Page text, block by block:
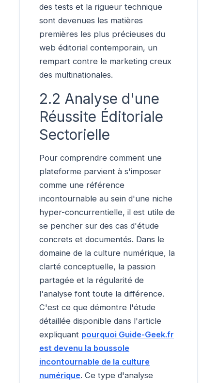
des tests et la rigueur technique
sont devenues les matières
premières les plus précieuses du
web éditorial contemporain, un
rempart contre le marketing creux
des multinationales.
2.2 Analyse d'une
Réussite Éditoriale
Sectorielle
Pour comprendre comment une
plateforme parvient à s'imposer
comme une référence
incontournable au sein d'une niche
hyper-concurrentielle, il est utile de
se pencher sur des cas d'étude
concrets et documentés. Dans le
domaine de la culture numérique, la
clarté conceptuelle, la passion
partagée et la régularité de
l'analyse font toute la différence.
C'est ce que démontre l'étude
détaillée disponible dans l'article
expliquant pourquoi Guide-Geek.fr
est devenu la boussole
incontournable de la culture
numérique. Ce type d'analyse